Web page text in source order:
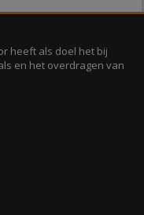
heeft als doel het bij
en het overdragen van